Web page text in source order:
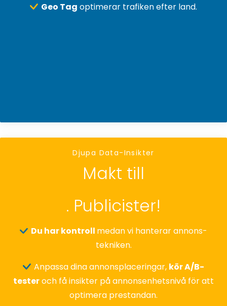
Geo Tag optimerar trafiken efter land.
Djupa Data-Insikter
Makt till
. Publicister!
Du har kontroll medan vi hanterar annons-
tekniken.
Anpassa dina annonsplaceringar, kör A/B-
testeroch få insikter på annonsenhetsnivå för att
optimera prestandan.